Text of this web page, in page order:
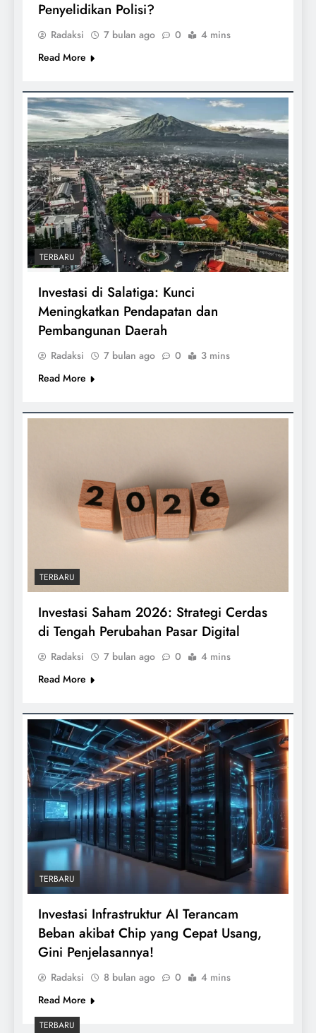
Penyelidikan Polisi?
Radaksi 7 bulan ago 0
4 mins
Read More
TERBARU
Investasi di Salatiga: Kunci
Meningkatkan Pendapatan dan
Pembangunan Daerah
Radaksi 7 bulan ago 0
3 mins
Read More
TERBARU
Investasi Saham 2026: Strategi Cerdas
di Tengah Perubahan Pasar Digital
Radaksi 7 bulan ago 0
4 mins
Read More
TERBARU
Investasi Infrastruktur AI Terancam
Beban akibat Chip yang Cepat Usang,
Gini Penjelasannya!
Radaksi 8 bulan ago 0
4 mins
Read More
TERBARU